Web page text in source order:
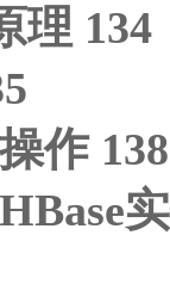
理 134
作 138